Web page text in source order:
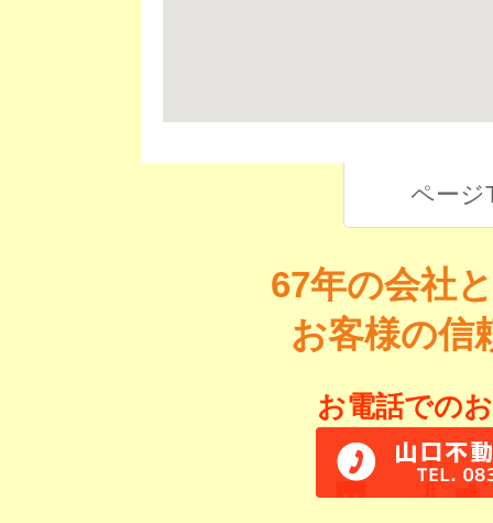
ページ
67年の会社
お客様の信
お電話での